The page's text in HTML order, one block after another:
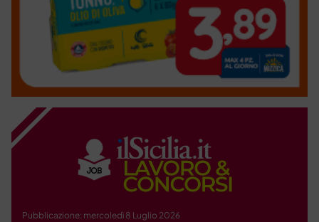
Pubblicazione: mercoledì 8 Luglio 2026